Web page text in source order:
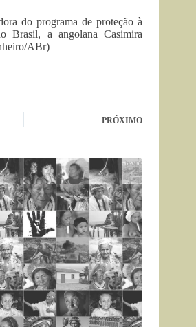
do programa de proteção à
Brasil, a angolana Casimira
ABr)
PRÓXIMO